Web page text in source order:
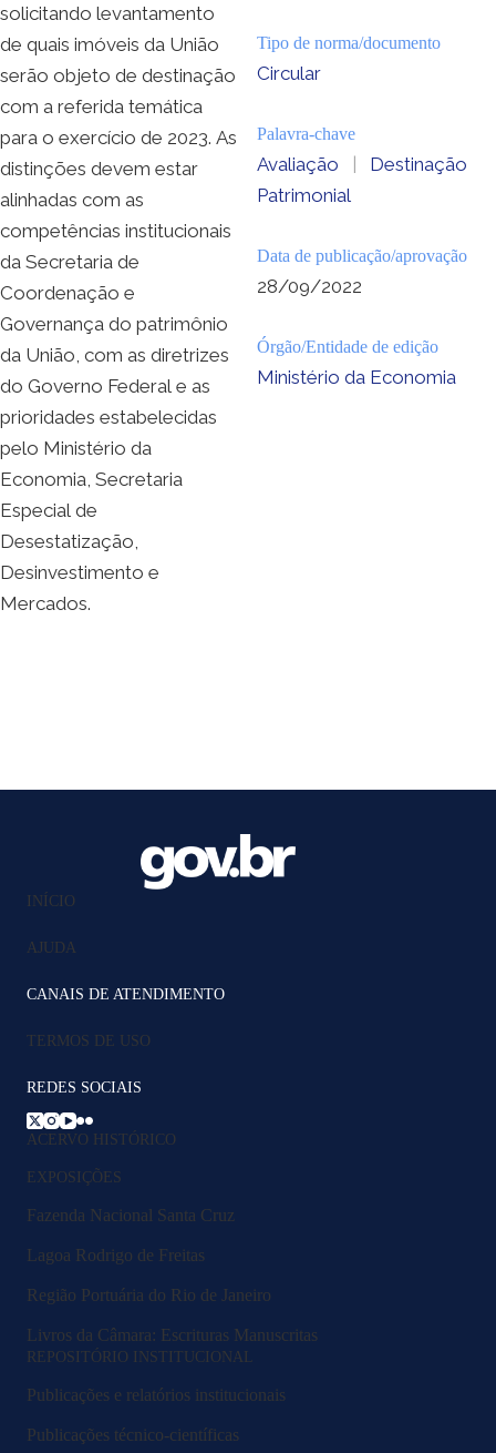
solicitando levantamento
de quais imóveis da União
serão objeto de destinação
com a referida temática
para o exercício de 2023. As
distinções devem estar
alinhadas com as
competências institucionais
da Secretaria de
Coordenação e
Governança do patrimônio
da União, com as diretrizes
do Governo Federal e as
prioridades estabelecidas
pelo Ministério da
Economia, Secretaria
Especial de
Desestatização,
Desinvestimento e
Mercados.
Tipo de norma/documento
Circular
Palavra-chave
Avaliação |
Destinação
Patrimonial
Data de publicação/aprovação
28/09/2022
Órgão/Entidade de edição
Ministério da Economia
INÍCIO
AJUDA
CANAIS DE ATENDIMENTO
TERMOS DE USO
REDES SOCIAIS
ACERVO HISTÓRICO
EXPOSIÇÕES
Fazenda Nacional Santa Cruz
Lagoa Rodrigo de Freitas
Região Portuária do Rio de Janeiro
Livros da Câmara: Escrituras Manuscritas
REPOSITÓRIO INSTITUCIONAL
Publicações e relatórios institucionais
Publicações técnico-científicas